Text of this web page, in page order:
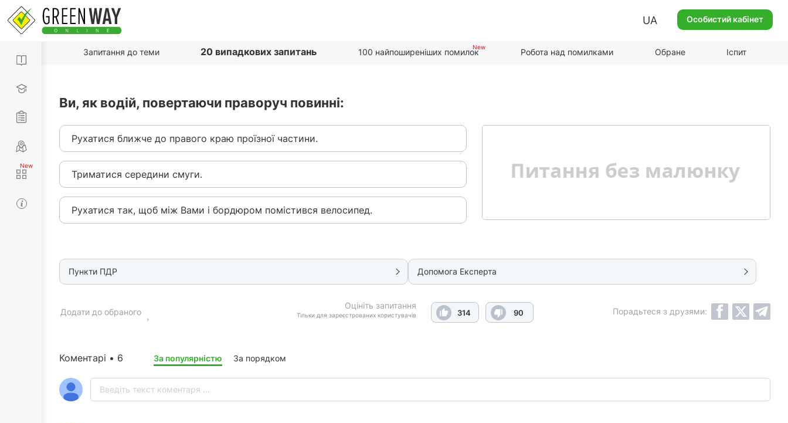
UA Особистий кабінет
Запитання до теми 20 випадкових запитань 100 найпоширеніших помилок Робота над помилками Обране Іспит
Ви, як водій, повертаючи праворуч повинні:
Рухатися ближче до правого краю проїзної частини.
Триматися середини смуги.
Рухатися так, щоб між Вами і бордюром помістився велосипед.
Пункти ПДР Допомога Експерта
Оцініть запитання
Тільки для зареєстрованих користувачів 314 90
Додати до обраного Порадьтеся з друзями:
Коментарі • 6 За популярністю За порядком